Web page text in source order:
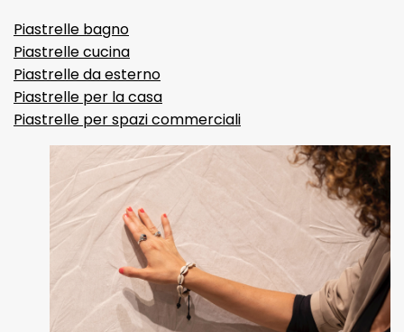
Piastrelle bagno
Piastrelle cucina
Piastrelle da esterno
Piastrelle per la casa
Piastrelle per spazi commerciali